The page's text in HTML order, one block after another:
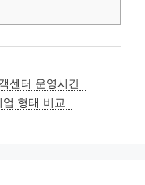
센터 운영시간
형태 비교